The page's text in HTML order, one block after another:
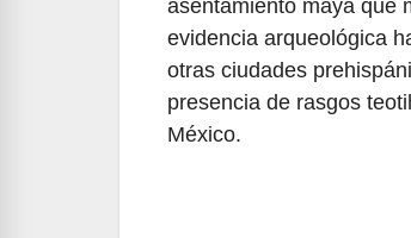
asentamiento maya que
evidencia arqueológica
otras ciudades
presencia de rasgos
México.